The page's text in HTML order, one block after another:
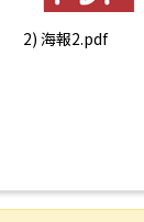
2) 海報2.pdf